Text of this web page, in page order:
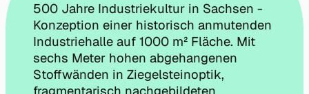
500 Jahre Industriekultur in Sachsen -
Konzeption einer historisch anmutenden
Industriehalle auf 1000 m² Fläche. Mit
sechs Meter hohen abgehangenen
Stoffwänden in Ziegelsteinoptik,